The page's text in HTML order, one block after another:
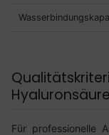
Für professionelle